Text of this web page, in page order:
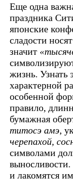
Еще одна
праздника
японские
сладости
значит
жизнь.
характерной
особенной
правило,
бумажная
титосэ амэ,
черепахой,
символами
и лакомятся